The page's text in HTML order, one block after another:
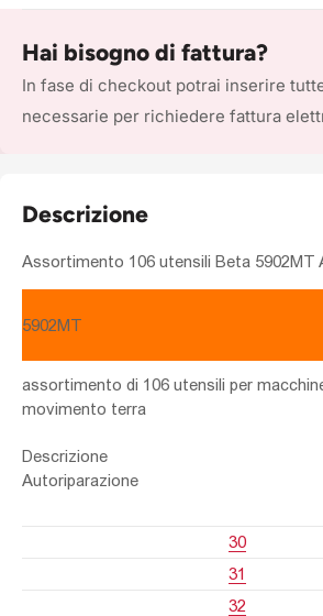
Hai bisogno di fattura?
In fase di checkout potrai inserire
necessarie per richiedere fattura
Descrizione
Assortimento 106 utensili Beta 5902MT
5902MT
assortimento di 106 utensili per
movimento terra
Descrizione
Autoriparazione
30
31
32